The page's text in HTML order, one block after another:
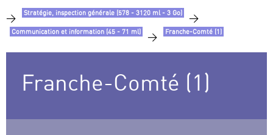
> Stratégie, inspection générale (578 - 3120 ml - 3 Go) >
Communication et information (45 - 71 ml) > Franche-Comté (1)
Franche-Comté (1)